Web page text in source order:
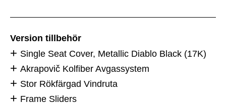
Version tillbehör
Single Seat Cover, Metallic Diablo Black (17K)
Akrapovič Kolfiber Avgassystem
Stor Rökfärgad Vindruta
Frame Sliders